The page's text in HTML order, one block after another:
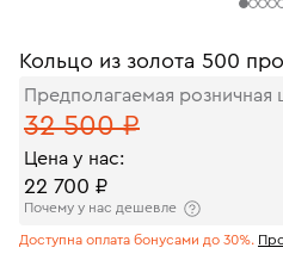
Кольцо из золота 500
Предполагаемая розничная
32 500 ₽
Цена у нас:
22 700 ₽
Почему у нас дешевле
Доступна оплата бонусами до 30%.